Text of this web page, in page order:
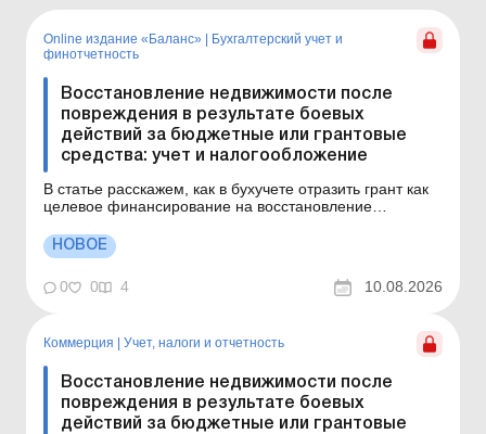
Online издание «Баланс»
Бухгалтерский учет и
финотчетность
Восстановление недвижимости после
повреждения в результате боевых
действий за бюджетные или грантовые
средства: учет и налогообложение
В статье расскажем, как в бухучете отразить грант как
целевое финансирование на восстановление
имущества, в какой момент отражать доход от такого
финансирования и что делать с расходами на
восстановление – включать в расходы периода или
капитализиро...
НОВОЕ
0 0 4 10.08.2026
Коммерция Учет, налоги и отчетность
Восстановление недвижимости после
повреждения в результате боевых
действий за бюджетные или грантовые